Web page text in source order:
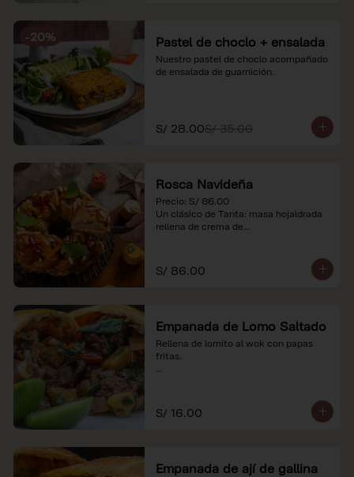
-20% Pastel de choclo + ensalada
Nuestro pastel de choclo acompañado
de ensalada de guarnición.
S/ 28.00S/ 35.00
Rosca Navideña
Precio: S/ 86.00
Un clásico de Tanta: masa hojaldrada
rellena de crema de
*Nuestros precios están expresados en
soles e incluyen impuestos de ley y
S/ 86.00
Empanada de Lomo Saltado
Rellena de lomito al wok con papas
fritas.
S/ 16.00
Empanada de ají de gallina